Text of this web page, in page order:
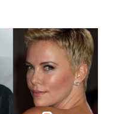
Men Deep Cleanse